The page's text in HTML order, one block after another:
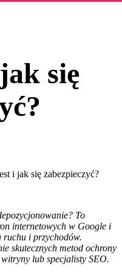
się
i jak się zabezpieczyć?
To
internetowych w Google i
ruchu i przychodów.
skutecznych metod ochrony
lub specjalisty SEO.